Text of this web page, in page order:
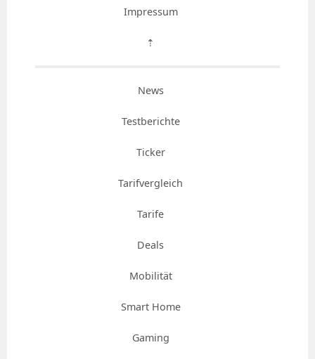
Impressum
⇡
News
Testberichte
Ticker
Tarifvergleich
Tarife
Deals
Mobilität
Smart Home
Gaming